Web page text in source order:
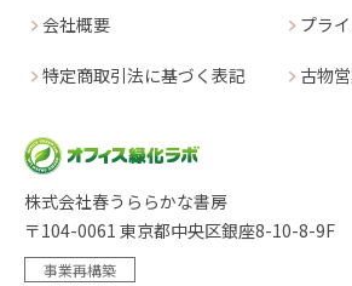
会社概要 プラ
特定商取引法に基づく表記 古物
株式会社春うららかな書房
〒104-0061 東京都中央区銀座8-10-8-9F
事業再構築